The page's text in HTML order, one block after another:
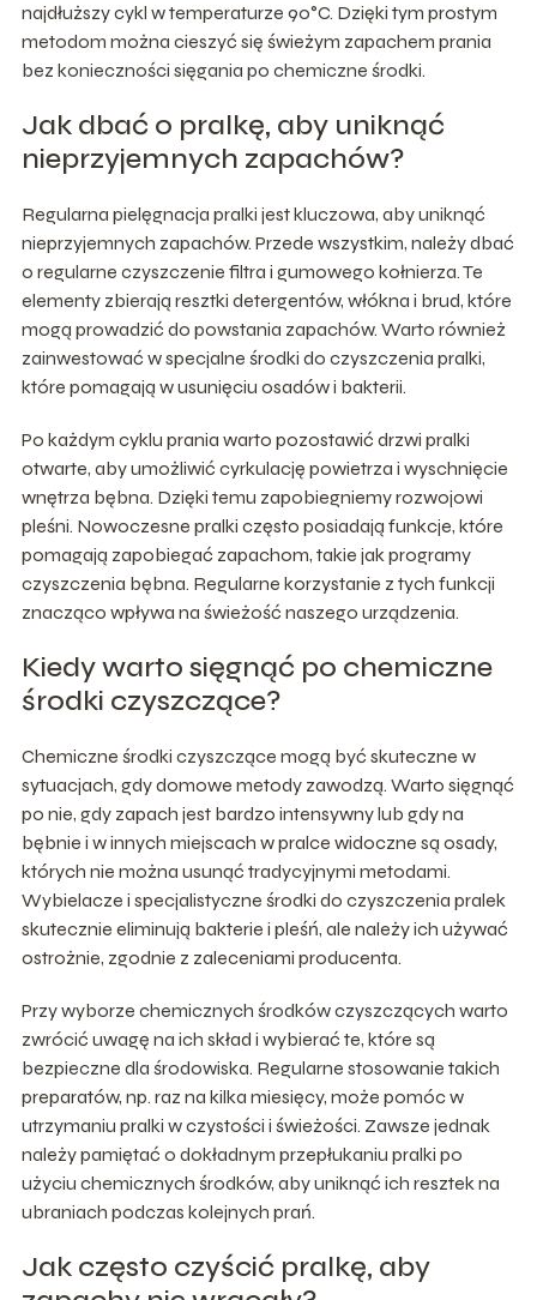
najdłuższy cykl w temperaturze 90°C. Dzięki tym prostym
metodom można cieszyć się świeżym zapachem prania
bez konieczności sięgania po chemiczne środki.
Jak dbać o pralkę, aby uniknąć
nieprzyjemnych zapachów?
Regularna pielęgnacja pralki jest kluczowa, aby uniknąć
nieprzyjemnych zapachów. Przede wszystkim, należy dbać
o regularne czyszczenie filtra i gumowego kołnierza. Te
elementy zbierają resztki detergentów, włókna i brud, które
mogą prowadzić do powstania zapachów. Warto również
zainwestować w specjalne środki do czyszczenia pralki,
które pomagają w usunięciu osadów i bakterii.
Po każdym cyklu prania warto pozostawić drzwi pralki
otwarte, aby umożliwić cyrkulację powietrza i wyschnięcie
wnętrza bębna. Dzięki temu zapobiegniemy rozwojowi
pleśni. Nowoczesne pralki często posiadają funkcje, które
pomagają zapobiegać zapachom, takie jak programy
czyszczenia bębna. Regularne korzystanie z tych funkcji
znacząco wpływa na świeżość naszego urządzenia.
Kiedy warto sięgnąć po chemiczne
środki czyszczące?
Chemiczne środki czyszczące mogą być skuteczne w
sytuacjach, gdy domowe metody zawodzą. Warto sięgnąć
po nie, gdy zapach jest bardzo intensywny lub gdy na
bębnie i w innych miejscach w pralce widoczne są osady,
których nie można usunąć tradycyjnymi metodami.
Wybielacze i specjalistyczne środki do czyszczenia pralek
skutecznie eliminują bakterie i pleśń, ale należy ich używać
ostrożnie, zgodnie z zaleceniami producenta.
Przy wyborze chemicznych środków czyszczących warto
zwrócić uwagę na ich skład i wybierać te, które są
bezpieczne dla środowiska. Regularne stosowanie takich
preparatów, np. raz na kilka miesięcy, może pomóc w
utrzymaniu pralki w czystości i świeżości. Zawsze jednak
należy pamiętać o dokładnym przepłukaniu pralki po
użyciu chemicznych środków, aby uniknąć ich resztek na
ubraniach podczas kolejnych prań.
Jak często czyścić pralkę, aby